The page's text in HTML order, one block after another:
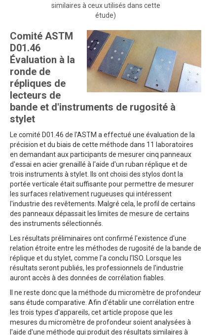
similaires à ceux utilisés dans cette
étude)
Comité ASTM
D01.46
Évaluation à la
ronde de
répliques de
lecteurs de
bande et d'instruments de rugosité à
stylet
Le comité D01.46 de l'ASTM a effectué une évaluation de la
précision et du biais de cette méthode dans 11 laboratoires
en demandant aux participants de mesurer cinq panneaux
d'essai en acier grenaillé à l'aide d'un ruban réplique et de
trois instruments à stylet. Ils ont choisi des stylos dont la
portée verticale était suffisante pour permettre de mesurer
les surfaces relativement rugueuses qui intéressent
l'industrie des revêtements. Malgré cela, le profil de certains
des panneaux dépassait les limites de mesure de certains
des instruments sélectionnés.
Les résultats préliminaires ont confirmé l'existence d'une
relation étroite entre les méthodes de rugosité de la bande de
réplique et du stylet, comme l'a conclu l'ISO. Lorsque les
résultats seront publiés, les professionnels de l'industrie
auront accès à des données de corrélation fiables.
Il ne reste donc que la méthode du micromètre de profondeur
sans étude comparative. Afin d'établir une corrélation entre
les trois types d'appareils, cet article propose que les
mesures du micromètre de profondeur soient analysées à
l'aide d'une méthode qui produit des résultats similaires à